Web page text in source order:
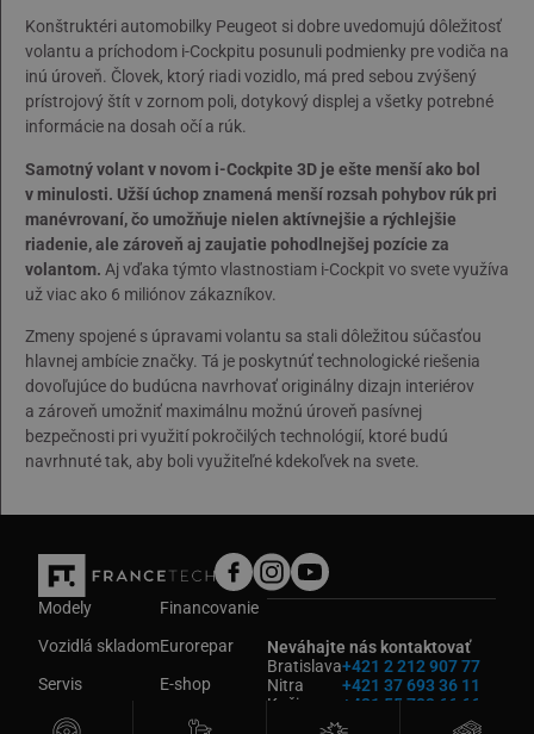
Konštruktéri automobilky Peugeot si dobre uvedomujú dôležitosť
volantu a príchodom i-Cockpitu posunuli podmienky pre vodiča na
inú úroveň. Človek, ktorý riadi vozidlo, má pred sebou zvýšený
prístrojový štít v zornom poli, dotykový displej a všetky potrebné
informácie na dosah očí a rúk.
Samotný volant v novom i-Cockpite 3D je ešte menší ako bol
v minulosti. Užší úchop znamená menší rozsah pohybov rúk pri
manévrovaní, čo umožňuje nielen aktívnejšie a rýchlejšie
riadenie, ale zároveň aj zaujatie pohodlnejšej pozície za
volantom. Aj vďaka týmto vlastnostiam i-Cockpit vo svete využíva
už viac ako 6 miliónov zákazníkov.
Zmeny spojené s úpravami volantu sa stali dôležitou súčasťou
hlavnej ambície značky. Tá je poskytnúť technologické riešenia
dovoľujúce do budúcna navrhovať originálny dizajn interiérov
a zároveň umožniť maximálnu možnú úroveň pasívnej
bezpečnosti pri využití pokročilých technológií, ktoré budú
navrhnuté tak, aby boli využiteľné kdekoľvek na svete.
Modely
Vozidlá skladom
Servis
Požičovňa
Financovanie
Eurorepar
E-shop
Kontakt
Neváhajte nás kontaktovať
Bratislava
Nitra
Košice
+421 2 212 907 77
+421 37 693 36 11
+421 55 783 66 66